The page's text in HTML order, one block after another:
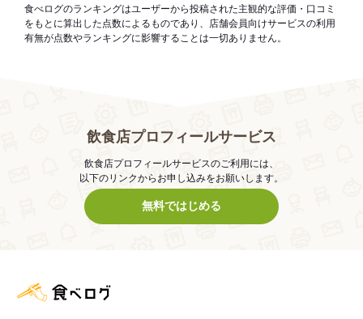
食べログのランキングはユーザーから投稿された主観的な評価・口コミ
をもとに算出した点数によるものであり、店舗会員向けサービスの利用
有無が点数やランキングに影響することは一切ありません。
飲食店プロフィールサービス
飲食店プロフィールサービスのご利用には、
以下のリンクからお申し込みをお願いします。
無料ではじめる